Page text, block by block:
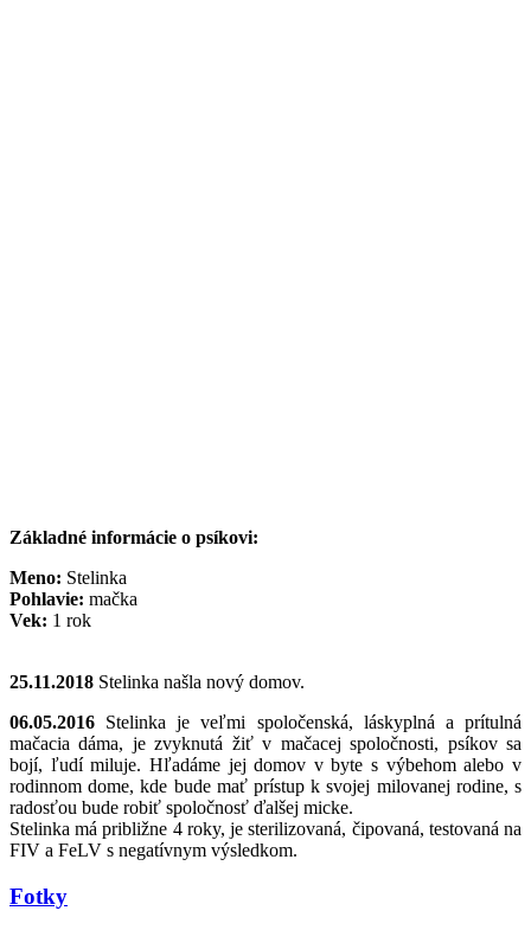
Základné informácie o psíkovi:
Meno: Stelinka
Pohlavie: mačka
Vek: 1 rok
25.11.2018 Stelinka našla nový domov.
06.05.2016 Stelinka je veľmi spoločenská, láskyplná a prítulná
mačacia dáma, je zvyknutá žiť v mačacej spoločnosti, psíkov sa
bojí, ľudí miluje. Hľadáme jej domov v byte s výbehom alebo v
rodinnom dome, kde bude mať prístup k svojej milovanej rodine, s
radosťou bude robiť spoločnosť ďalšej micke.
Stelinka má približne 4 roky, je sterilizovaná, čipovaná, testovaná na
FIV a FeLV s negatívnym výsledkom.
Fotky